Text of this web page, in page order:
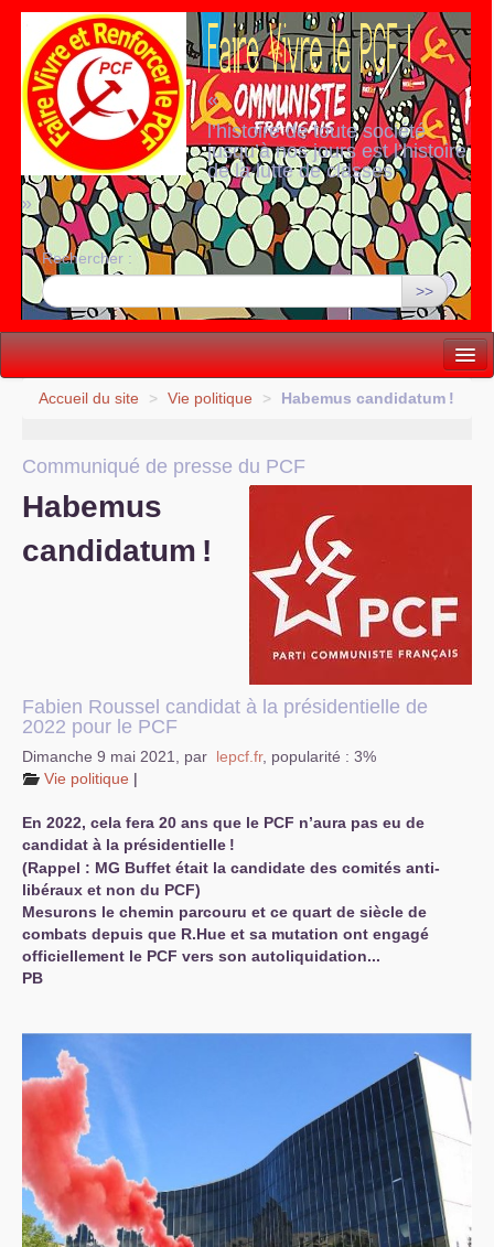
«
l’histoire de toute société
jusqu’à nos jours est l’histoire
de la lutte de classes
»
Rechercher :
>>
Vie politique
Internationale
Accueil du site > Vie politique > Habemus candidatum !
Communiqué de presse du PCF
Habemus
candidatum !
Fabien Roussel candidat à la présidentielle de
2022 pour le PCF
Dimanche 9 mai 2021 par lepcf.fr, popularité : 3%
Vie politique |
En 2022, cela fera 20 ans que le PCF n’aura pas eu de
candidat à la présidentielle !
(Rappel : MG Buffet était la candidate des comités anti-
libéraux et non du PCF)
Mesurons le chemin parcouru et ce quart de siècle de
combats depuis que R.Hue et sa mutation ont engagé
officiellement le PCF vers son autoliquidation...
PB